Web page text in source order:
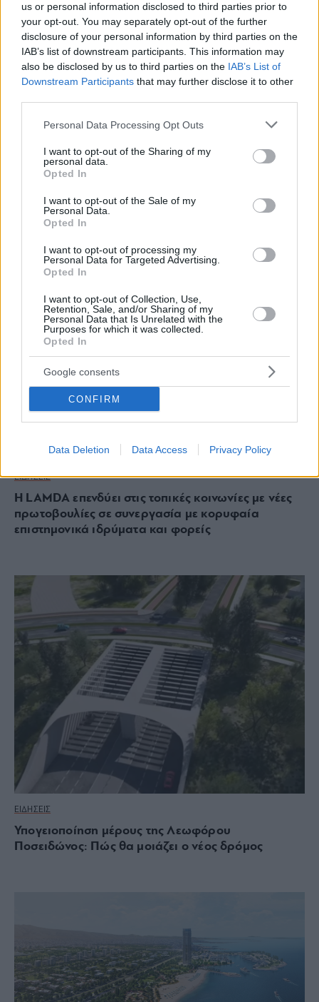
us or personal information disclosed to third parties prior to
your opt-out. You may separately opt-out of the further
disclosure of your personal information by third parties on the
IAB’s list of downstream participants. This information may
also be disclosed by us to third parties on the IAB’s List of
Downstream Participants that may further disclose it to other
Please note that this website/app uses one or more Google
not limited to your visit or usage behaviour. You may click to
grant or deny consent to Google and its third-party tags to
use your data for below specified purposes in below Google
consent section.
Personal Data Processing Opt Outs
I want to opt-out of the Sharing of my
personal data.
Opted In
I want to opt-out of the Sale of my
Personal Data.
Opted In
I want to opt-out of processing my
Personal Data for Targeted Advertising.
Opted In
I want to opt-out of Collection, Use,
Retention, Sale, and/or Sharing of my
Personal Data that Is Unrelated with the
Purposes for which it was collected.
Opted In
Google consents
CONFIRM
Data Deletion Data Access Privacy Policy
Ελληνικό: Πράσινες διαδρομές προς τους όμορους
δήμους και διευθέτηση των ρεμάτων Τραχώνων–
Ευρυάλης
ΕΙΔΗΣΕΙΣ
H LAMDA επενδύει στις τοπικές κοινωνίες με νέες
πρωτοβουλίες σε συνεργασία με κορυφαία
επιστημονικά ιδρύματα και φορείς
ΕΙΔΗΣΕΙΣ
Υπογειοποίηση μέρους της Λεωφόρου
Ποσειδώνος: Πώς θα μοιάζει ο νέος δρόμος